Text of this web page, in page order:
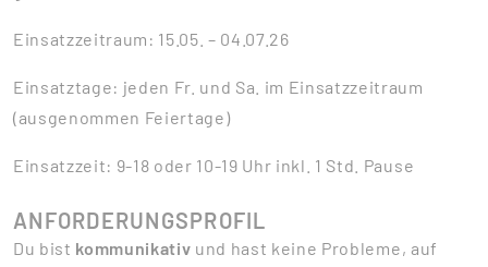
Einsatzzeitraum: 15.05. – 04.07.26
Einsatztage: jeden Fr. und Sa. im Einsatzzeitraum
(ausgenommen Feiertage)
Einsatzzeit: 9-18 oder 10-19 Uhr inkl. 1 Std. Pause
ANFORDERUNGSPROFIL
Du bist kommunikativ und hast keine Probleme, auf